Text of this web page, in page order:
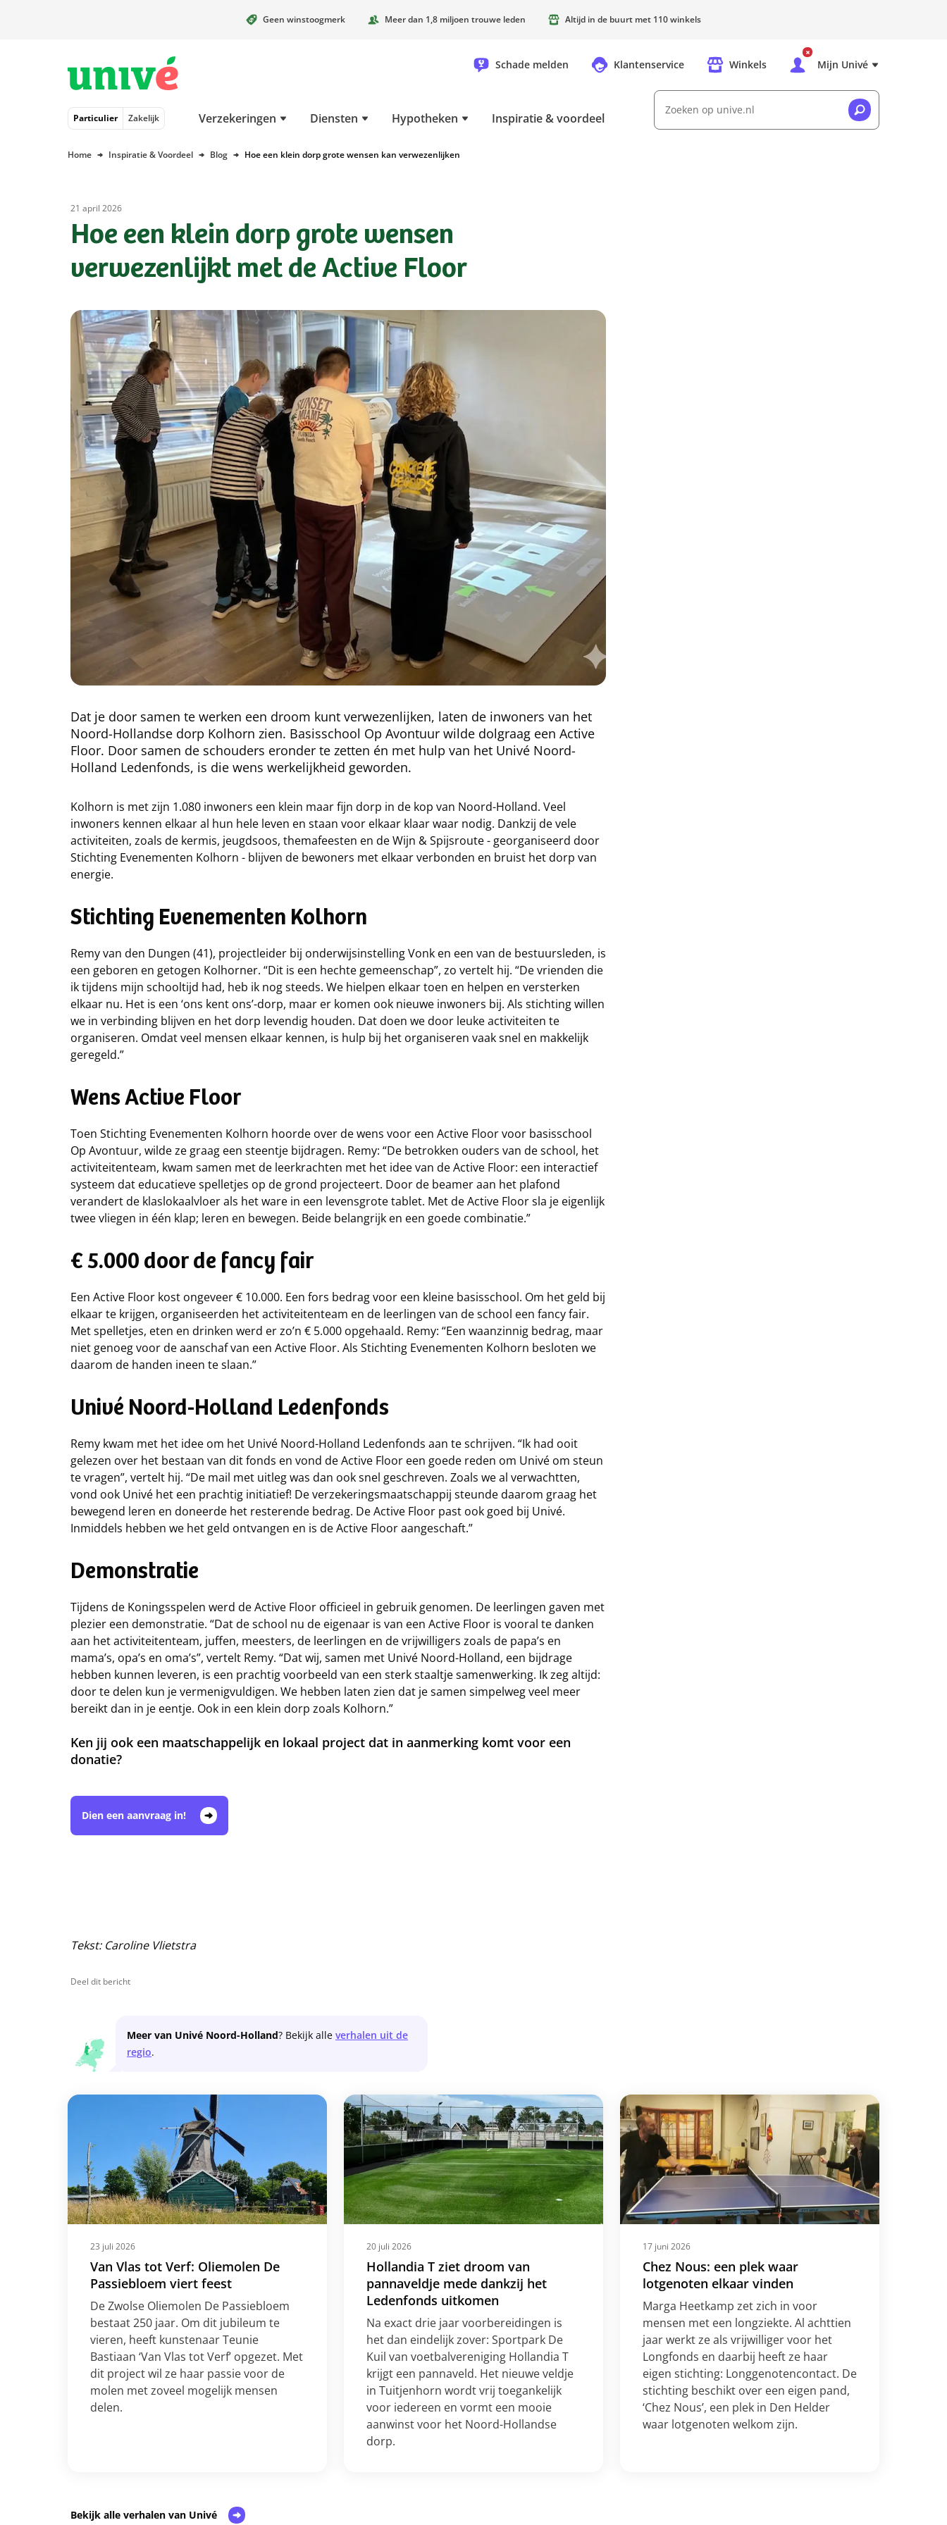
Geen winstoogmerk Meer dan 1,8 miljoen trouwe leden Altijd in de buurt met 110 winkels
Schade melden Klantenservice Winkels Mijn Univé
Particulier Zakelijk Verzekeringen Diensten Hypotheken Inspiratie & voordeel
Zoeken op unive.nl
Home Inspiratie & Voordeel Blog Hoe een klein dorp grote wensen kan verwezenlijken
21 april 2026
Hoe een klein dorp grote wensen
verwezenlijkt met de Active Floor
Dat je door samen te werken een droom kunt verwezenlijken, laten de inwoners van het
Noord-Hollandse dorp Kolhorn zien. Basisschool Op Avontuur wilde dolgraag een Active
Floor. Door samen de schouders eronder te zetten én met hulp van het Univé Noord-
Holland Ledenfonds, is die wens werkelijkheid geworden.
Kolhorn is met zijn 1.080 inwoners een klein maar fijn dorp in de kop van Noord-Holland. Veel
inwoners kennen elkaar al hun hele leven en staan voor elkaar klaar waar nodig. Dankzij de vele
activiteiten, zoals de kermis, jeugdsoos, themafeesten en de Wijn & Spijsroute - georganiseerd door
Stichting Evenementen Kolhorn - blijven de bewoners met elkaar verbonden en bruist het dorp van
energie.
Stichting Evenementen Kolhorn
Remy van den Dungen (41), projectleider bij onderwijsinstelling Vonk en een van de bestuursleden, is
een geboren en getogen Kolhorner. “Dit is een hechte gemeenschap”, zo vertelt hij. “De vrienden die
ik tijdens mijn schooltijd had, heb ik nog steeds. We hielpen elkaar toen en helpen en versterken
elkaar nu. Het is een ‘ons kent ons’-dorp, maar er komen ook nieuwe inwoners bij. Als stichting willen
we in verbinding blijven en het dorp levendig houden. Dat doen we door leuke activiteiten te
organiseren. Omdat veel mensen elkaar kennen, is hulp bij het organiseren vaak snel en makkelijk
geregeld.”
Wens Active Floor
Toen Stichting Evenementen Kolhorn hoorde over de wens voor een Active Floor voor basisschool
Op Avontuur, wilde ze graag een steentje bijdragen. Remy: “De betrokken ouders van de school, het
activiteitenteam, kwam samen met de leerkrachten met het idee van de Active Floor: een interactief
systeem dat educatieve spelletjes op de grond projecteert. Door de beamer aan het plafond
verandert de klaslokaalvloer als het ware in een levensgrote tablet. Met de Active Floor sla je eigenlijk
twee vliegen in één klap; leren en bewegen. Beide belangrijk en een goede combinatie.”
€ 5.000 door de fancy fair
Een Active Floor kost ongeveer € 10.000. Een fors bedrag voor een kleine basisschool. Om het geld bij
elkaar te krijgen, organiseerden het activiteitenteam en de leerlingen van de school een fancy fair.
Met spelletjes, eten en drinken werd er zo’n € 5.000 opgehaald. Remy: “Een waanzinnig bedrag, maar
niet genoeg voor de aanschaf van een Active Floor. Als Stichting Evenementen Kolhorn besloten we
daarom de handen ineen te slaan.”
Univé Noord-Holland Ledenfonds
Remy kwam met het idee om het Univé Noord-Holland Ledenfonds aan te schrijven. “Ik had ooit
gelezen over het bestaan van dit fonds en vond de Active Floor een goede reden om Univé om steun
te vragen”, vertelt hij. “De mail met uitleg was dan ook snel geschreven. Zoals we al verwachtten,
vond ook Univé het een prachtig initiatief! De verzekeringsmaatschappij steunde daarom graag het
bewegend leren en doneerde het resterende bedrag. De Active Floor past ook goed bij Univé.
Inmiddels hebben we het geld ontvangen en is de Active Floor aangeschaft.”
Demonstratie
Tijdens de Koningsspelen werd de Active Floor officieel in gebruik genomen. De leerlingen gaven met
plezier een demonstratie. “Dat de school nu de eigenaar is van een Active Floor is vooral te danken
aan het activiteitenteam, juffen, meesters, de leerlingen en de vrijwilligers zoals de papa’s en
mama’s, opa’s en oma’s”, vertelt Remy. “Dat wij, samen met Univé Noord-Holland, een bijdrage
hebben kunnen leveren, is een prachtig voorbeeld van een sterk staaltje samenwerking. Ik zeg altijd:
door te delen kun je vermenigvuldigen. We hebben laten zien dat je samen simpelweg veel meer
bereikt dan in je eentje. Ook in een klein dorp zoals Kolhorn.”
Ken jij ook een maatschappelijk en lokaal project dat in aanmerking komt voor een
donatie?
Dien een aanvraag in!
Tekst: Caroline Vlietstra
Deel dit bericht
Meer van Univé Noord-Holland? Bekijk alle verhalen uit de
regio.
Van Vlas tot Verf: Oliemolen De
Passiebloem viert feest
23 juli 2026
De Zwolse Oliemolen De Passiebloem
bestaat 250 jaar. Om dit jubileum te
vieren, heeft kunstenaar Teunie
Bastiaan ‘Van Vlas tot Verf’ opgezet. Met
dit project wil ze haar passie voor de
molen met zoveel mogelijk mensen
delen.
Hollandia T ziet droom van
pannaveldje mede dankzij het
Ledenfonds uitkomen
20 juli 2026
Na exact drie jaar voorbereidingen is
het dan eindelijk zover: Sportpark De
Kuil van voetbalvereniging Hollandia T
krijgt een pannaveld. Het nieuwe veldje
in Tuitjenhorn wordt vrij toegankelijk
voor iedereen en vormt een mooie
aanwinst voor het Noord-Hollandse
dorp.
Chez Nous: een plek waar
lotgenoten elkaar vinden
17 juni 2026
Marga Heetkamp zet zich in voor
mensen met een longziekte. Al achttien
jaar werkt ze als vrijwilliger voor het
Longfonds en daarbij heeft ze haar
eigen stichting: Longgenotencontact. De
stichting beschikt over een eigen pand,
‘Chez Nous’, een plek in Den Helder
waar lotgenoten welkom zijn.
Bekijk alle verhalen van Univé